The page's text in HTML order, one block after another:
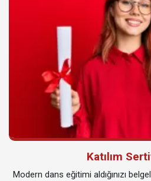
Katılım
Modern dans eğitimi aldığınızı